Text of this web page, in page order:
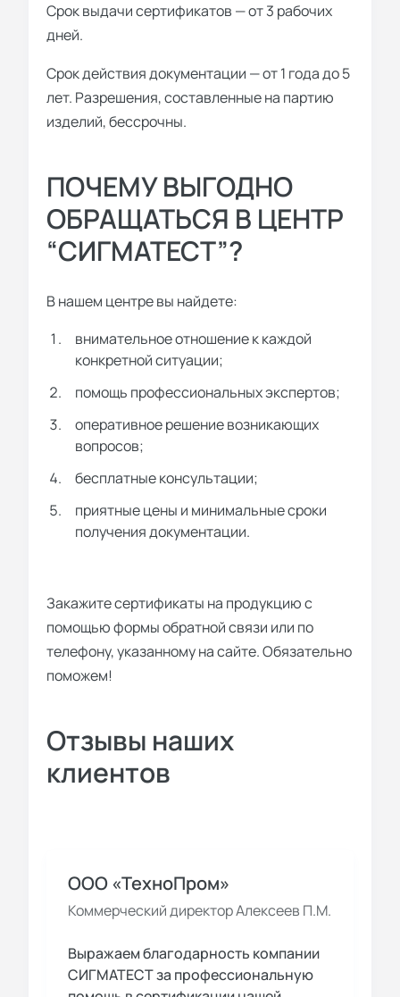
Срок выдачи сертификатов — от 3 рабочих
дней.
Срок действия документации — от 1 года до 5
лет. Разрешения, составленные на партию
изделий, бессрочны.
ПОЧЕМУ ВЫГОДНО
ОБРАЩАТЬСЯ В ЦЕНТР
“СИГМАТЕСТ”?
В нашем центре вы найдете:
внимательное отношение к каждой
конкретной ситуации;
помощь профессиональных экспертов;
оперативное решение возникающих
вопросов;
бесплатные консультации;
приятные цены и минимальные сроки
получения документации.
Закажите сертификаты на продукцию с
помощью формы обратной связи или по
телефону, указанному на сайте. Обязательно
поможем!
Отзывы наших
клиентов
ООО «ТехноПром»
Коммерческий директор Алексеев П.М.
Выражаем благодарность компании
СИГМАТЕСТ за профессиональную